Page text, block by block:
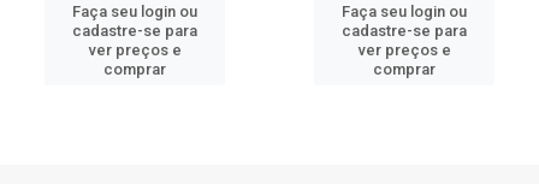
Faça seu login ou
cadastre-se para
ver preços e
comprar
Faça seu login ou
cadastre-se para
ver preços e
comprar